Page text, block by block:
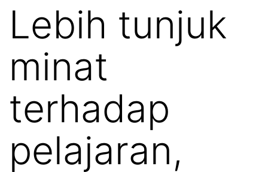
Lebih tunjuk
minat
terhadap
pelajaran,